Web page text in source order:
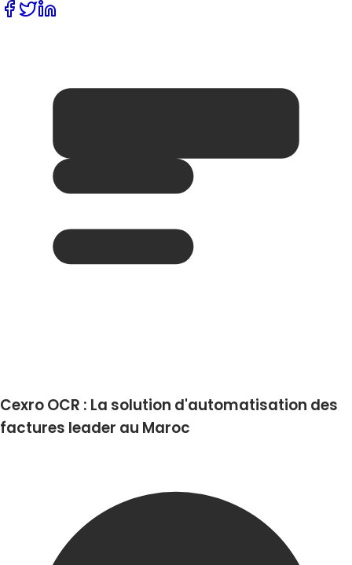
Cexro OCR : La solution d'automatisation des
factures leader au Maroc